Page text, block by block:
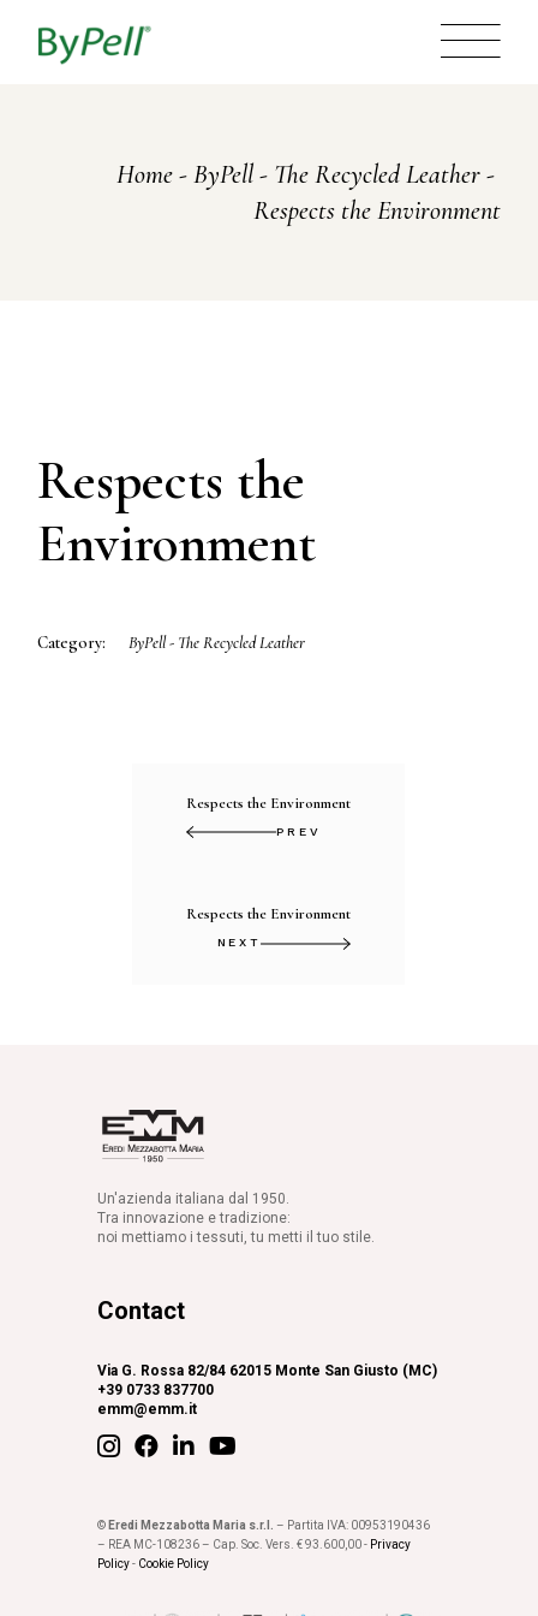
Home
ByPell - The Recycled Leather
Respects the Environment
Respects the
Environment
Category: ByPell - The Recycled Leather
Respects the Environment
PREV
Respects the Environment
NEXT
Un'azienda italiana dal 1950.
Tra innovazione e tradizione:
noi mettiamo i tessuti, tu metti il tuo stile.
Contact
Via G. Rossa 82/84 62015 Monte San Giusto (MC)
+39 0733 837700
emm@emm.it
© Eredi Mezzabotta Maria s.r.l.
– Partita IVA: 00953190436
– REA MC-108236 – Cap. Soc. Vers. € 93.600,00 - Privacy
Policy- Cookie Policy